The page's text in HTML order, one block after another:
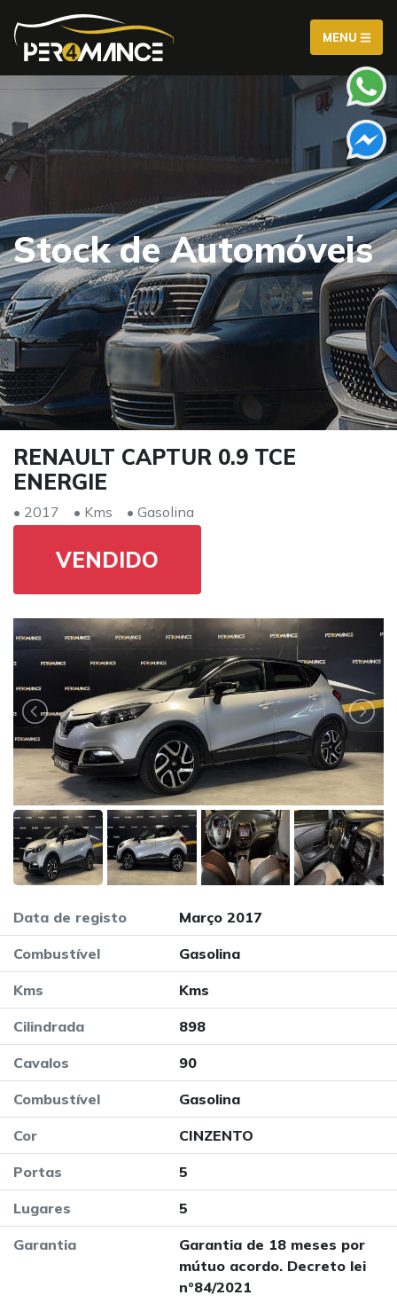
MENU
Stock de Automóveis
RENAULT CAPTUR 0.9 TCE
ENERGIE
• 2017 • Kms • Gasolina
VENDIDO
Data de registo Março 2017
Combustível Gasolina
Kms Kms
Cilindrada 898
Cavalos 90
Combustível Gasolina
Cor CINZENTO
Portas 5
Lugares 5
Garantia
Garantia de 18 meses por
mútuo acordo. Decreto lei
nº84/2021